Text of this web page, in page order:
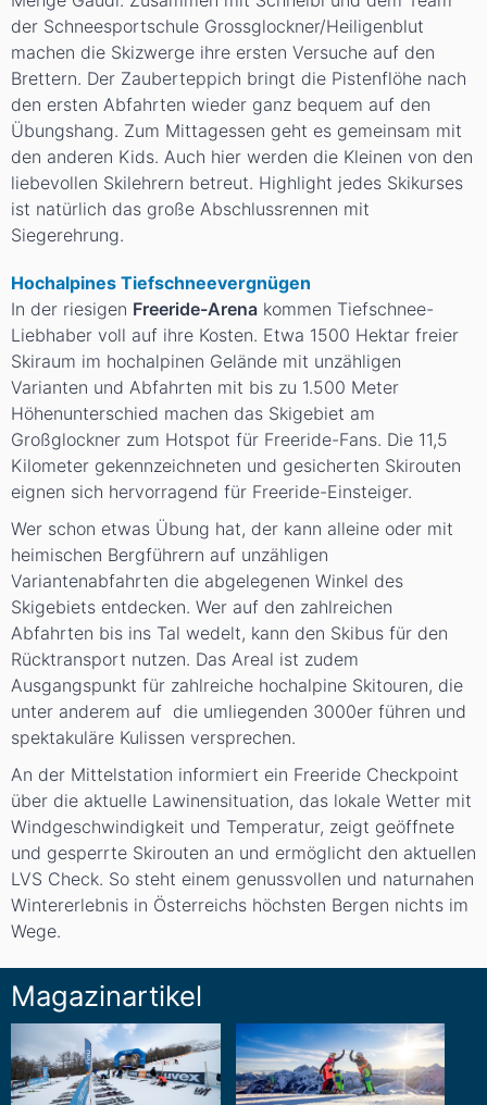
der Schneesportschule Grossglockner/Heiligenblut
machen die Skizwerge ihre ersten Versuche auf den
Brettern. Der Zauberteppich bringt die Pistenflöhe nach
den ersten Abfahrten wieder ganz bequem auf den
Übungshang. Zum Mittagessen geht es gemeinsam mit
den anderen Kids. Auch hier werden die Kleinen von den
liebevollen Skilehrern betreut. Highlight jedes Skikurses
ist natürlich das große Abschlussrennen mit
Siegerehrung.
Hochalpines Tiefschneevergnügen
In der riesigen Freeride-Arena kommen Tiefschnee-
Liebhaber voll auf ihre Kosten. Etwa 1500 Hektar freier
Skiraum im hochalpinen Gelände mit unzähligen
Varianten und Abfahrten mit bis zu 1.500 Meter
Höhenunterschied machen das Skigebiet am
Großglockner zum Hotspot für Freeride-Fans. Die 11,5
Kilometer gekennzeichneten und gesicherten Skirouten
eignen sich hervorragend für Freeride-Einsteiger.
Wer schon etwas Übung hat, der kann alleine oder mit
heimischen Bergführern auf unzähligen
Variantenabfahrten die abgelegenen Winkel des
Skigebiets entdecken. Wer auf den zahlreichen
Abfahrten bis ins Tal wedelt, kann den Skibus für den
Rücktransport nutzen. Das Areal ist zudem
Ausgangspunkt für zahlreiche hochalpine Skitouren, die
unter anderem auf die umliegenden 3000er führen und
spektakuläre Kulissen versprechen.
An der Mittelstation informiert ein Freeride Checkpoint
über die aktuelle Lawinensituation, das lokale Wetter mit
Windgeschwindigkeit und Temperatur, zeigt geöffnete
und gesperrte Skirouten an und ermöglicht den aktuellen
LVS Check. So steht einem genussvollen und naturnahen
Wintererlebnis in Österreichs höchsten Bergen nichts im
Wege.
Magazinartikel